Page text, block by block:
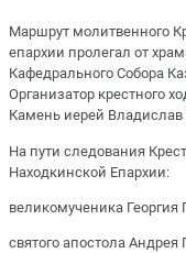
Маршрут молитвенного
епархии пролегал от
Кафедрального Собора
Организатор крестного
Камень иерей Владислав
На пути следования
Находкинской Епархии:
великомученика
святого апостола Андрея